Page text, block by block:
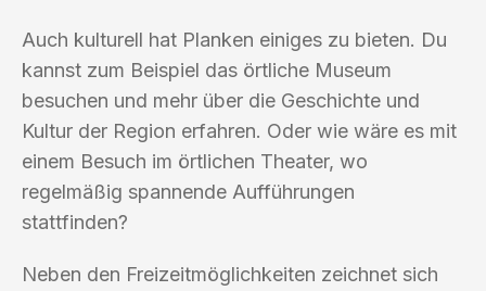
Auch kulturell hat Planken einiges zu bieten. Du
kannst zum Beispiel das örtliche Museum
besuchen und mehr über die Geschichte und
Kultur der Region erfahren. Oder wie wäre es mit
einem Besuch im örtlichen Theater, wo
regelmäßig spannende Aufführungen
stattfinden?
Neben den Freizeitmöglichkeiten zeichnet sich